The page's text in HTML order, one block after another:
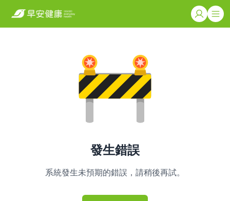
發生錯誤
系統發生未預期的錯誤，請稍後再試。